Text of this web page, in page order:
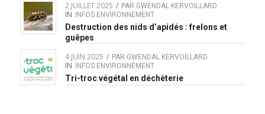
2 JUILLET 2025 / PAR GWENDAL KERVOILLARD
IN INFOS ENVIRONNEMENT
Destruction des nids d’apidés : frelons et
guêpes
4 JUIN 2025 / PAR GWENDAL KERVOILLARD
IN INFOS ENVIRONNEMENT
Tri-troc végétal en déchèterie